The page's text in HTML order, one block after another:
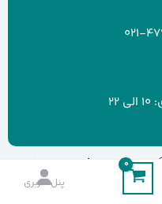
021-
نقره موذنی می باشد.
پنل کاربری